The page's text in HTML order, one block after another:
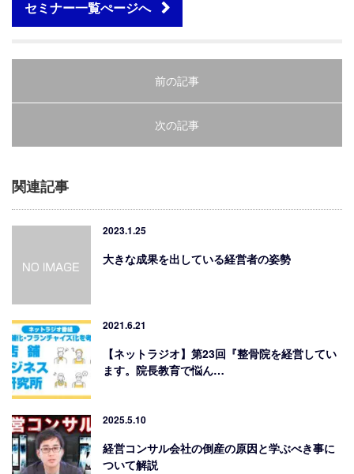
セミナー一覧ぺージへ
前の記事
次の記事
関連記事
2023.1.25
大きな成果を出している経営者の姿勢
2021.6.21
【ネットラジオ】第23回『整骨院を経営してい
ます。院長教育で悩ん…
2025.5.10
経営コンサル会社の倒産の原因と学ぶべき事に
ついて解説